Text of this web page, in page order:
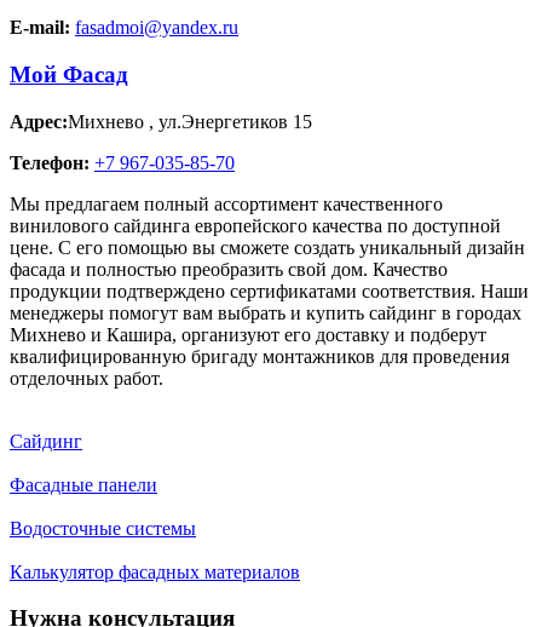
E-mail: fasadmoi@yandex.ru
Мой Фасад
Адрес:Михнево , ул.Энергетиков 15
Телефон: +7 967-035-85-70
Мы предлагаем полный ассортимент качественного
винилового сайдинга европейского качества по доступной
цене. С его помощью вы сможете создать уникальный дизайн
фасада и полностью преобразить свой дом. Качество
продукции подтверждено сертификатами соответствия. Наши
менеджеры помогут вам выбрать и купить сайдинг в городах
Михнево и Кашира, организуют его доставку и подберут
квалифицированную бригаду монтажников для проведения
отделочных работ.
Сайдинг
Фасадные панели
Водосточные системы
Калькулятор фасадных материалов
Нужна консультация